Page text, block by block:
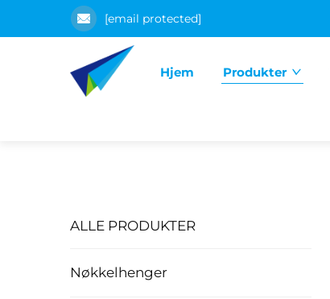
[email protected]
Hjem Produkter
ALLE PRODUKTER
Nøkkelhenger